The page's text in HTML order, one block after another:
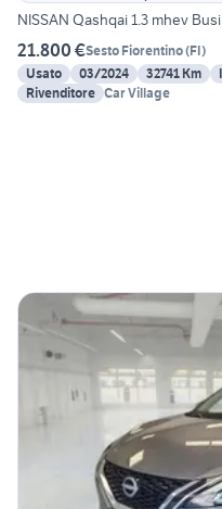
NISSAN Qashqai 1.3 mhev
21.800 €Sesto Fiorentino(FI)
Usato
03/2024 32741 Km
Rivenditore Car Village